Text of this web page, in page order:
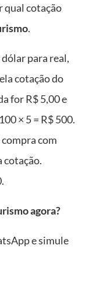
qual cotação
.
para real,
cotação do
for R$ 5,00 e
× 5 = R$ 500.
com
cotação.
agora?
e simule